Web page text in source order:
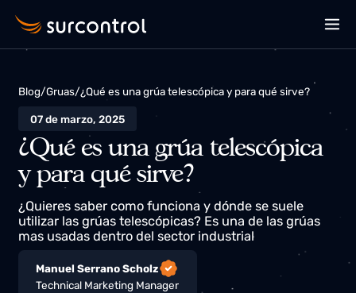
Blog/ Gruas/ ¿Qué es una grúa telescópica y para qué sirve?
07 de marzo, 2025
¿Qué es una grúa telescópica
y para qué sirve?
¿Quieres saber como funciona y dónde se suele
utilizar las grúas telescópicas? Es una de las grúas
Manuel Serrano Scholz